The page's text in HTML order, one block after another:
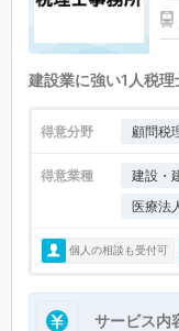
建設業に強い1人税理
得意分野 顧問税
得意業種 建設・
医療法
個人の相談も受付可
サービス内